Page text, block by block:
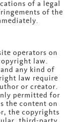
of a legal
of the
operators on
law.
any kind of
law require
or creator.
permitted for
the content on
the copyrights